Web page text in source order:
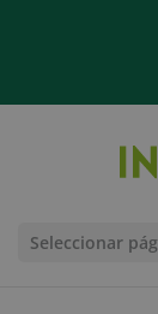
Seleccionar